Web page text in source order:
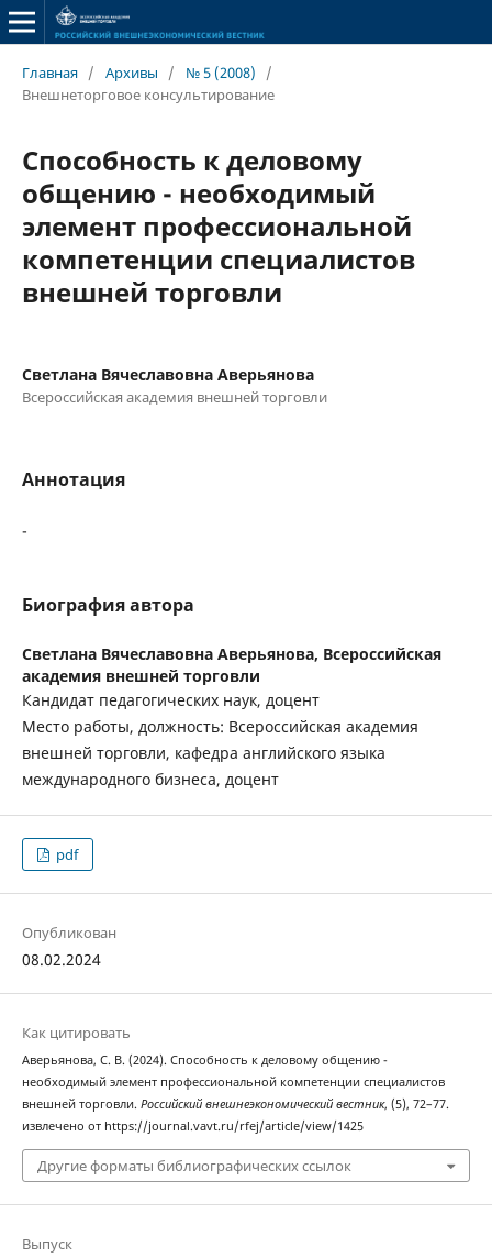
Главная / Архивы / № 5 (2008)
/
Внешнеторговое консультирование
Способность к деловому
общению - необходимый
элемент профессиональной
компетенции специалистов
внешней торговли
Светлана Вячеславовна Аверьянова
Всероссийская академия внешней торговли
Аннотация
-
Биография автора
Светлана Вячеславовна Аверьянова, Всероссийская
академия внешней торговли
Кандидат педагогических наук, доцент
Место работы, должность: Всероссийская академия
внешней торговли, кафедра английского языка
международного бизнеса, доцент
pdf
Опубликован
08.02.2024
Как цитировать
Аверьянова, С. В. (2024). Способность к деловому общению -
необходимый элемент профессиональной компетенции специалистов
внешней торговли. Российский внешнеэкономический вестник, (5), 72–77.
извлечено от https://journal.vavt.ru/rfej/article/view/1425
Другие форматы библиографических ссылок
Выпуск